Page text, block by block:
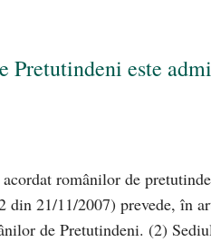
Pretutindeni este
românilor de
din 21/11/2007) prevede, în
de Pretutindeni. (2)